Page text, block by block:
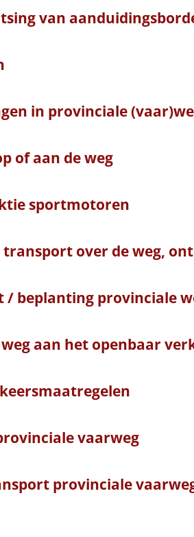
van
in provinciale
of aan de weg
sportmotoren
transport over de weg,
/ beplanting provinciale
aan het openbaar
vaarweg
provinciale